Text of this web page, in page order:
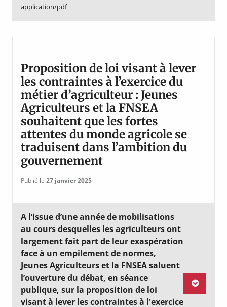
application/pdf
Proposition de loi visant à lever
les contraintes à l’exercice du
métier d’agriculteur : Jeunes
Agriculteurs et la FNSEA
souhaitent que les fortes
attentes du monde agricole se
traduisent dans l’ambition du
gouvernement
Publié le 27 janvier 2025
A l’issue d’une année de mobilisations
au cours desquelles les agriculteurs ont
largement fait part de leur exaspération
face à un empilement de normes,
Jeunes Agriculteurs et la FNSEA saluent
l’ouverture du débat, en séance
publique, sur la proposition de loi
visant à lever les contraintes à l'exercice